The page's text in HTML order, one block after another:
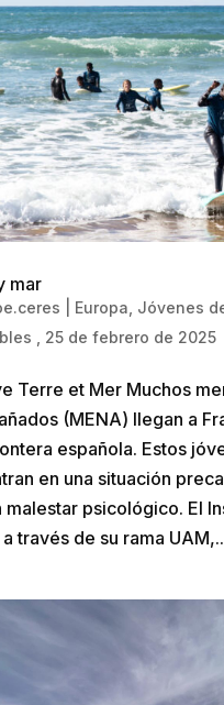
mar
Europa Jóvenes
, 25 de febrero de 2025
Terre et Mer Muchos
(MENA) llegan a
española. Estos
en una situación
malestar psicológico. El
través de su rama